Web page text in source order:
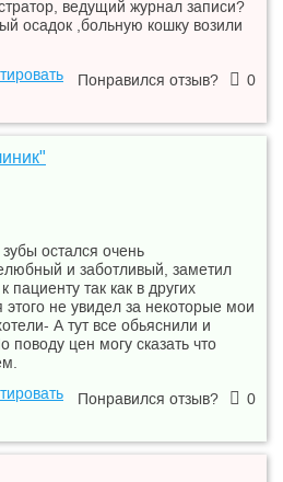
ведущий журнал записи?
осадок ,больную кошку возили
Понравился отзыв?
0
остался очень
и заботливый, заметил
так как в других
этого не увидел за некоторые мои
А тут все обьяснили и
поводу цен могу сказать что
Понравился отзыв?
0